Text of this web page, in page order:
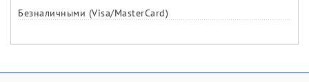
Безналичными (Visa/MasterCard)